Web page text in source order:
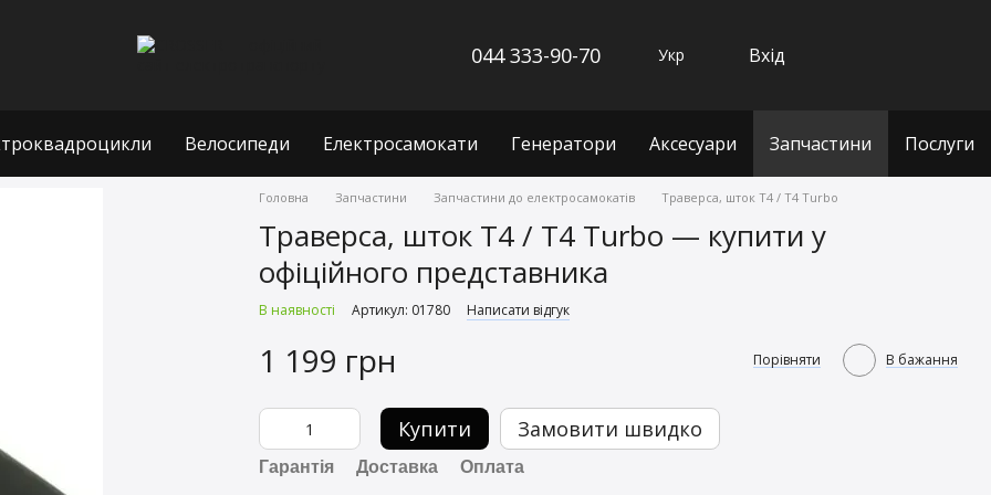
044 333-90-70 Укр Вхід
Велосипеди Електросамокати Генератори Аксесуари Запчастини Послуги
Головна Запчастини Запчастини до електросамокатів Траверса, шток T4 / T4 Turbo
Траверса, шток T4 / T4 Turbo — купити у
офіційного представника
В наявності Артикул: 01780 Написати відгук
1 199 грн Порівняти В бажання
Купити Замовити швидко
Гарантія Доставка Оплата